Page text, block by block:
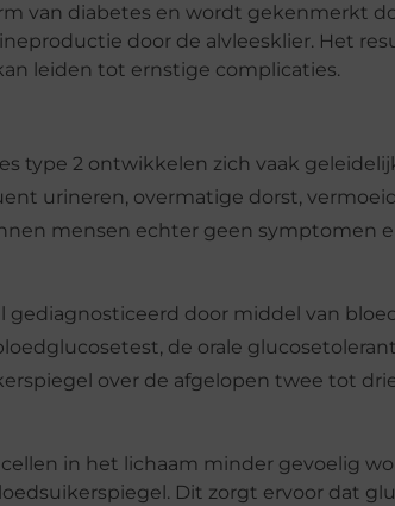
van diabetes en wordt gekenmerkt
door de alvleesklier. Het
leiden tot ernstige complicaties.
type 2 ontwikkelen zich vaak
urineren, overmatige dorst,
mensen echter geen symptomen
gediagnosticeerd door middel van
de orale
over de afgelopen twee tot
in het lichaam minder gevoelig
Dit zorgt ervoor dat